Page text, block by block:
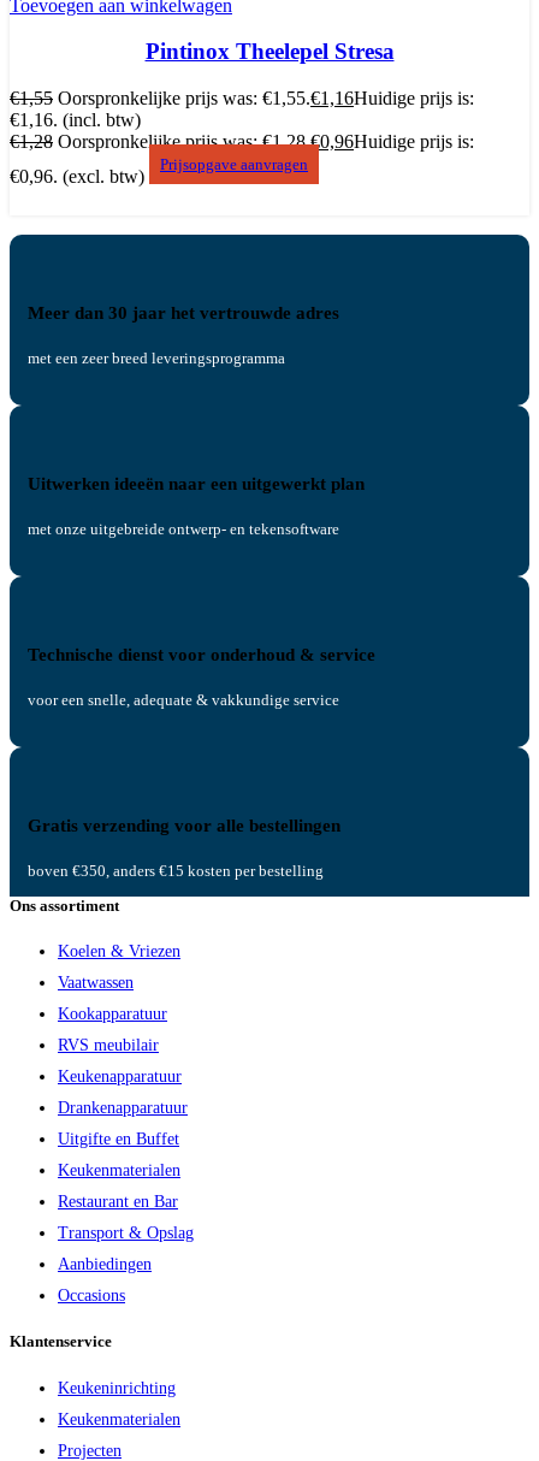
Toevoegen aan winkelwagen
Pintinox Theelepel Stresa
€1,55 Oorspronkelijke prijs was: €1,55.€1,16Huidige prijs is:
€1,16. (incl. btw)
€1,28 Oorspronkelijke prijs was: €1,28.€0,96Huidige prijs is:
€0,96. (excl. btw)
Prijsopgave aanvragen
Meer dan 30 jaar het vertrouwde adres
met een zeer breed leveringsprogramma
Uitwerken ideeën naar een uitgewerkt plan
met onze uitgebreide ontwerp- en tekensoftware
Technische dienst voor onderhoud & service
voor een snelle, adequate & vakkundige service
Gratis verzending voor alle bestellingen
boven €350, anders €15 kosten per bestelling
Ons assortiment
Koelen & Vriezen
Vaatwassen
Kookapparatuur
RVS meubilair
Keukenapparatuur
Drankenapparatuur
Uitgifte en Buffet
Keukenmaterialen
Restaurant en Bar
Transport & Opslag
Aanbiedingen
Occasions
Klantenservice
Keukeninrichting
Keukenmaterialen
Projecten